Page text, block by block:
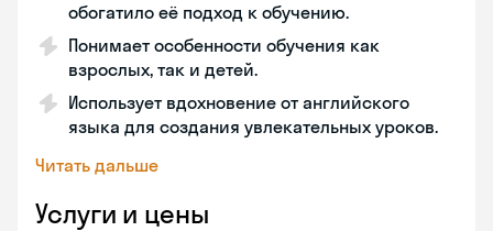
обогатило её подход к обучению.
Понимает особенности обучения как
взрослых, так и детей.
Использует вдохновение от английского
языка для создания увлекательных уроков.
Читать дальше
Услуги и цены